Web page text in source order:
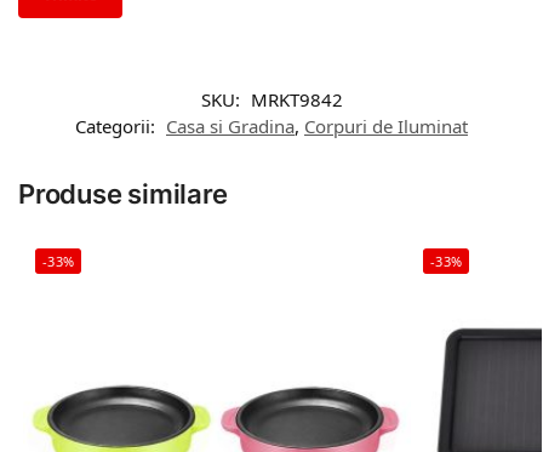
SKU: MRKT9842
Categorii: Casa si Gradina, Corpuri de Iluminat
Produse similare
-33% -33%